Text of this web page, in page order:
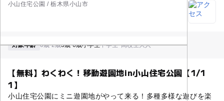
小山住宅公園 / 栃木県小山市
対象年齢 0歳-2歳3歳-6歳小学生中学生･高校生大人
【無料】わくわく！移動遊園地in小山住宅公園【1/1
1】
小山住宅公園にミニ遊園地がやって来る！多種多様な遊びを楽